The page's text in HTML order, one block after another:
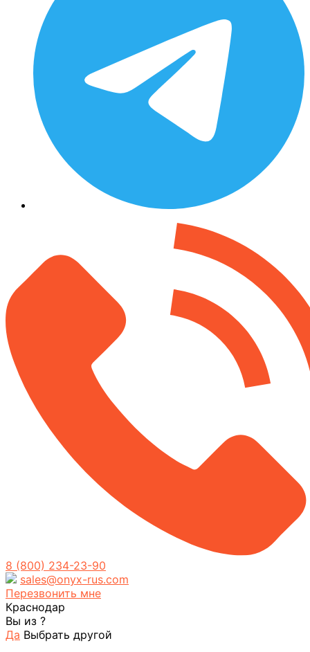
8 (800) 234-23-90
sales@onyx-rus.com
Перезвонить мне
Краснодар
Вы из ?
Да Выбрать другой